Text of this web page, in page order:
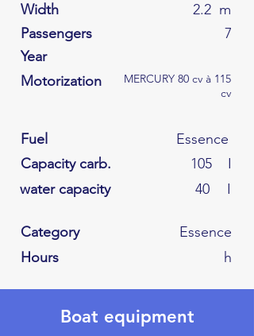
Width 2.2 m
Passengers
7
Year
Motorization
MERCURY 80 cv à 115
cv
Fuel
Essence
Capacity carb.
105
I
water capacity
40 I
Category
Essence
Hours
h
Boat equipment